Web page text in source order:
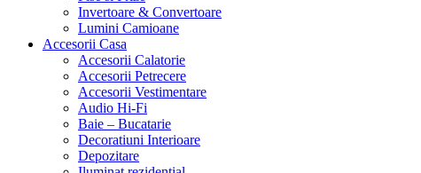
Invertoare & Convertoare
Lumini Camioane
Accesorii Casa
Accesorii Calatorie
Accesorii Petrecere
Accesorii Vestimentare
Audio Hi-Fi
Baie – Bucatarie
Decoratiuni Interioare
Depozitare